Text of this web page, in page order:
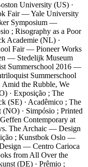
University (US) ·
Fair — Yale University
Symposium —
; Risography as a Poor
Academie (NL) ·
Fair — Pioneer Works
— Stedelijk Museum
Summerschool 2016 —
Summerschool
Amid the Rubble, We
· Exposição ; The
(SE) · Acadêmico ; The
(NO) · Simpósio ; Printed
Contemporary at
The Archaic — Design
; Kunstbok Oslo —
— Centro Carioca
from All Over the
(DE) · Prêmio ;